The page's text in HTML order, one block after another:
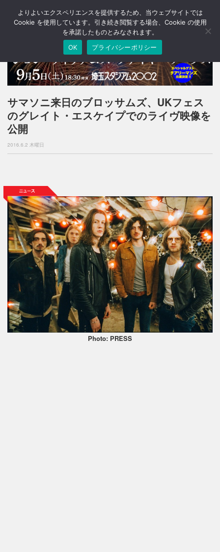
T
o
a
v
i
g
a
n
サマソニ来日のブロッサムズ、UKフェス
のグレイト・エスケイプでのライヴ映像を
公開
2016.6.2 木曜日
Photo: PRESS
よりよいエクスペリエンスを提供するため、当ウェブサイトでは
Cookie を使用しています。引き続き閲覧する場合、Cookie の使用
を承諾したものとみなされます。
OK
プライバシーポリシー